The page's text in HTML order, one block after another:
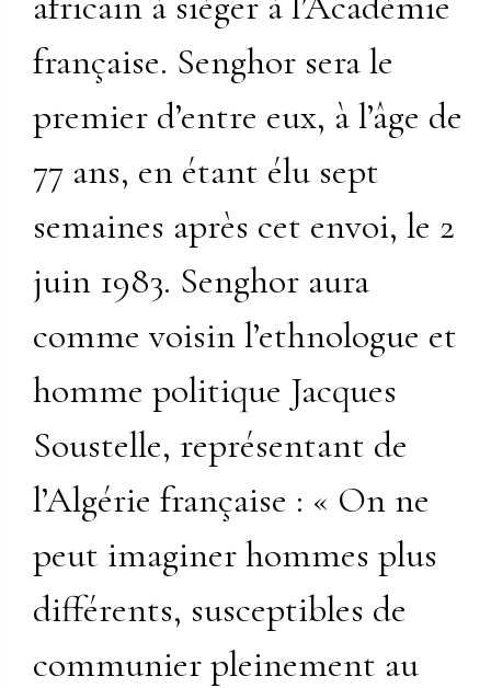
française. Senghor sera le
premier d’entre eux, à l’âge de
77 ans, en étant élu sept
semaines après cet envoi, le 2
juin 1983. Senghor aura
comme voisin l’ethnologue et
homme politique Jacques
Soustelle, représentant de
l’Algérie française : « On ne
peut imaginer hommes plus
différents, susceptibles de
communier pleinement au